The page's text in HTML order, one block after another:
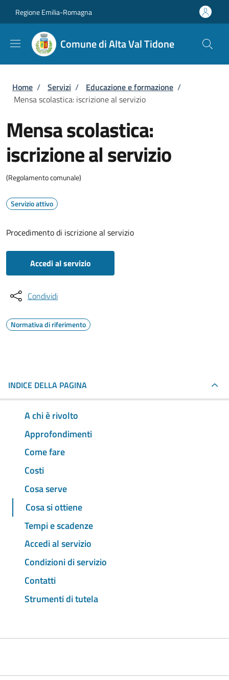
Regione Emilia-Romagna
Comune di Alta Val Tidone
Briciole di pane
Home / Servizi / Educazione e formazione /
Mensa scolastica: iscrizione al servizio
Mensa scolastica:
iscrizione al servizio
(Regolamento comunale)
Servizio attivo
Procedimento di iscrizione al servizio
Accedi al servizio
Condividi
Normativa di riferimento
INDICE DELLA PAGINA
A chi è rivolto
Approfondimenti
Come fare
Costi
Cosa serve
Cosa si ottiene
Tempi e scadenze
Accedi al servizio
Condizioni di servizio
Contatti
Strumenti di tutela